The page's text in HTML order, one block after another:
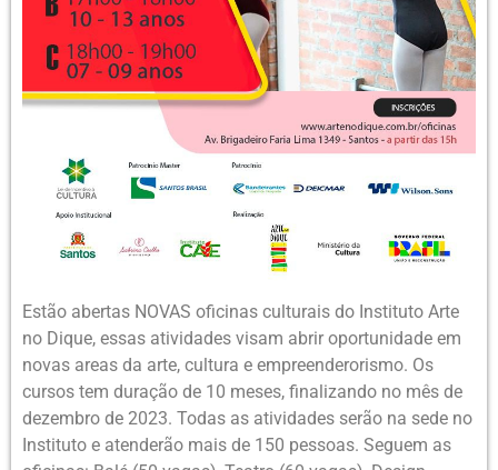
Estão abertas NOVAS oficinas culturais do Instituto Arte
no Dique, essas atividades visam abrir oportunidade em
novas areas da arte, cultura e empreenderorismo. Os
cursos tem duração de 10 meses, finalizando no mês de
dezembro de 2023. Todas as atividades serão na sede no
Instituto e atenderão mais de 150 pessoas. Seguem as